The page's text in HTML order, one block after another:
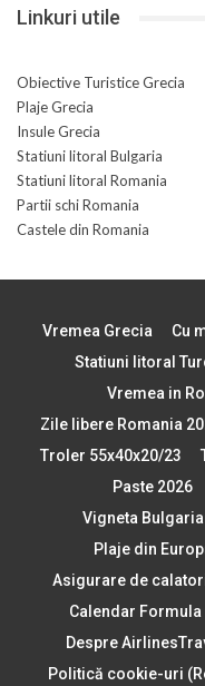
Linkuri utile
Obiective Turistice Grecia
Plaje Grecia
Insule Grecia
Statiuni litoral Bulgaria
Statiuni litoral Romania
Partii schi Romania
Castele din Romania
Vremea Grecia Cu
Statiuni litoral
Vremea in
Zile libere Romania
Troler 55x40x20/23
Paste 2026
Vigneta
Plaje din
Asigurare de
Calendar
Despre
Politică cookie-uri